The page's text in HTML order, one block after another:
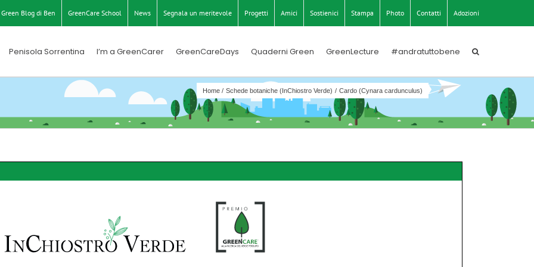
Green Blog di Ben GreenCare School News Segnala un meritevole Progetti Amici Sostienici Stampa Photo Contatti Adozioni
Penisola Sorrentina I’m a GreenCarer GreenCareDays Quaderni Green GreenLecture #andratuttobene
Home Schede botaniche (InChiostro Verde) Cardo (Cynara cardunculus)